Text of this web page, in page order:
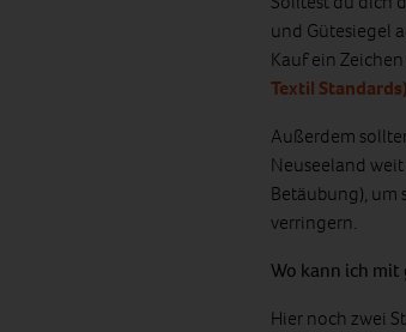
und Gütesiegel
Kauf ein
Textil
Außerdem
Neuseeland
Betäubung), um
verringern.
Wo kann ich
Hier noch zwei